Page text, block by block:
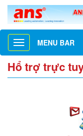
Toggle
navigation
MENU BAR
Hổ trợ trực